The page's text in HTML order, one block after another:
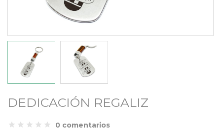
DEDICACIÓN REGALIZ
0 comentarios